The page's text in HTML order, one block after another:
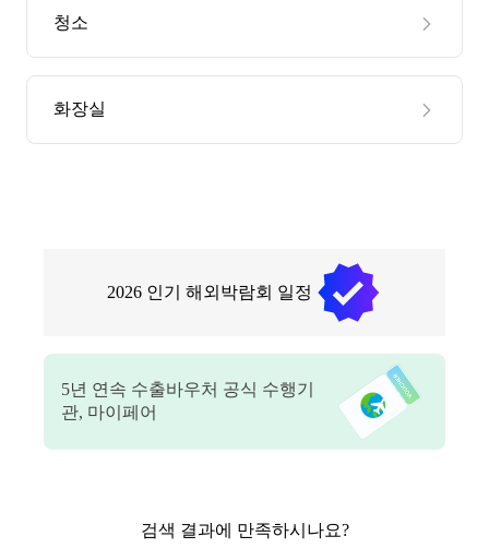
청소
화장실
2026 인기 해외박람회 일정
5년 연속 수출바우처 공식 수행기
관, 마이페어
검색 결과에 만족하시나요?